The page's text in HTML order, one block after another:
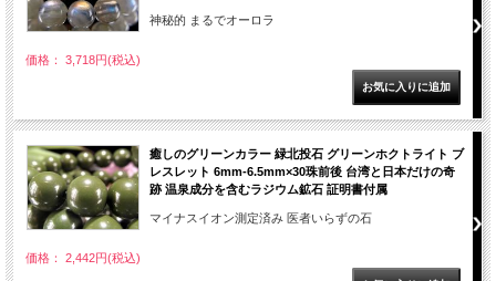
神秘的 まるでオーロラ
価格： 3,718円(税込)
癒しのグリーンカラー 緑北投石 グリーンホクトライト ブ
レスレット 6mm-6.5mm×30珠前後 台湾と日本だけの奇
跡 温泉成分を含むラジウム鉱石 証明書付属
マイナスイオン測定済み 医者いらずの石
価格： 2,442円(税込)